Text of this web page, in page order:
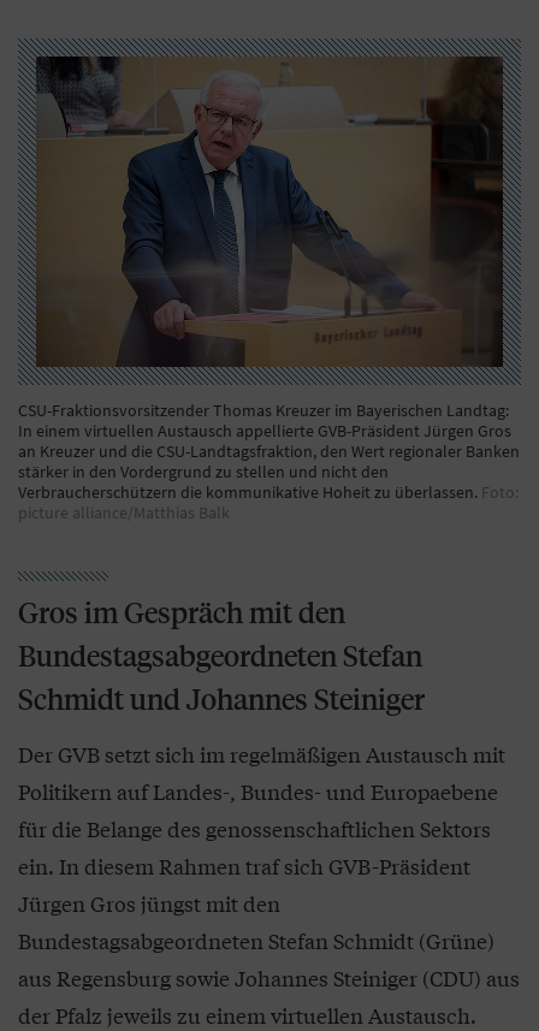
CSU-Fraktionsvorsitzender Thomas Kreuzer im Bayerischen Landtag:
In einem virtuellen Austausch appellierte GVB-Präsident Jürgen Gros
an Kreuzer und die CSU-Landtagsfraktion, den Wert regionaler Banken
stärker in den Vordergrund zu stellen und nicht den
Verbraucherschützern die kommunikative Hoheit zu überlassen. Foto:
picture alliance/Matthias Balk
Gros im Gespräch mit den
Bundestagsabgeordneten Stefan
Schmidt und Johannes Steiniger
Der GVB setzt sich im regelmäßigen Austausch mit
Politikern auf Landes-, Bundes- und Europaebene
für die Belange des genossenschaftlichen Sektors
ein. In diesem Rahmen traf sich GVB-Präsident
Jürgen Gros jüngst mit den
Bundestagsabgeordneten Stefan Schmidt (Grüne)
aus Regensburg sowie Johannes Steiniger (CDU) aus
der Pfalz jeweils zu einem virtuellen Austausch.